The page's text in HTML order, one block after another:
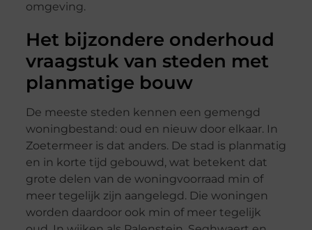
omgeving.
Het bijzondere onderhoud
vraagstuk van steden met
planmatige bouw
De meeste steden kennen een gemengd
woningbestand: oud en nieuw door elkaar. In
Zoetermeer is dat anders. De stad is planmatig
en in korte tijd gebouwd, wat betekent dat
grote delen van de woningvoorraad min of
meer tegelijk zijn aangelegd. Die woningen
worden daardoor ook min of meer tegelijk